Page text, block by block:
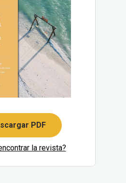
PDF
la revista?